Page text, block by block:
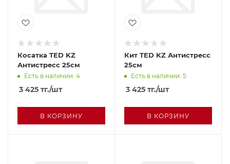
Косатка TED KZ
Антистресс 25см
Есть в наличии: 4
3 425 тг./шт
В КОРЗИНУ
Кит TED KZ Антистресс
25см
Есть в наличии: 5
3 425 тг./шт
В КОРЗИНУ